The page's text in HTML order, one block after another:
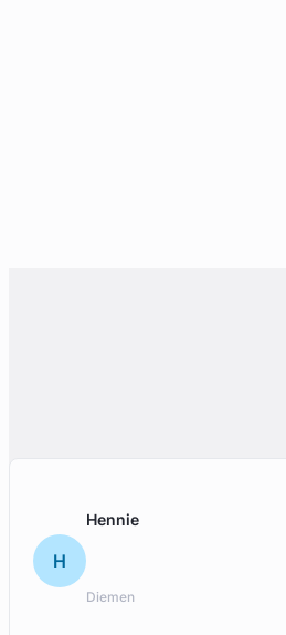
Gratis intake
H
Hennie
Diemen